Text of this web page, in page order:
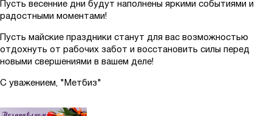
Пусть весенние дни будут наполнены яркими событиями и
радостными моментами!
Пусть майские праздники станут для вас возможностью
отдохнуть от рабочих забот и восстановить силы перед
новыми свершениями в вашем деле!
С уважением, "Метбиз"